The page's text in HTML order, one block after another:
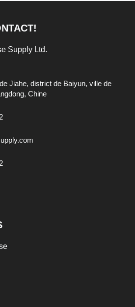
Supply Ltd.
Jiahe, district de Baiyun, ville de
Chine